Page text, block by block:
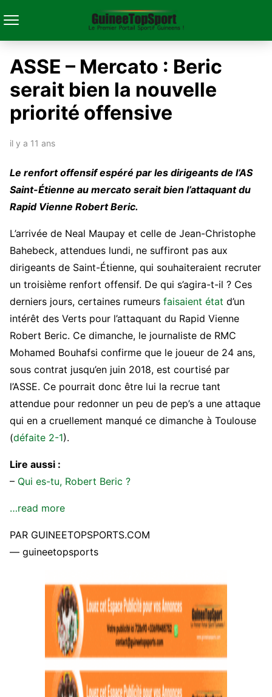
ASSE – Mercato : Beric
serait bien la nouvelle
priorité offensive
il y a 11 ans
Le renfort offensif espéré par les dirigeants de l’AS
Saint-Étienne au mercato serait bien l’attaquant du
Rapid Vienne Robert Beric.
L’arrivée de Neal Maupay et celle de Jean-Christophe
Bahebeck, attendues lundi, ne suffiront pas aux
dirigeants de Saint-Étienne, qui souhaiteraient recruter
un troisième renfort offensif. De qui s’agira-t-il ? Ces
derniers jours, certaines rumeurs faisaient état d’un
intérêt des Verts pour l’attaquant du Rapid Vienne
Robert Beric. Ce dimanche, le journaliste de RMC
Mohamed Bouhafsi confirme que le joueur de 24 ans,
sous contrat jusqu’en juin 2018, est courtisé par
l’ASSE. Ce pourrait donc être lui la recrue tant
attendue pour redonner un peu de pep’s a une attaque
qui en a cruellement manqué ce dimanche à Toulouse
(défaite 2-1).
Lire aussi :
– Qui es-tu, Robert Beric ?
…read more
PAR GUINEETOPSPORTS.COM
— guineetopsports